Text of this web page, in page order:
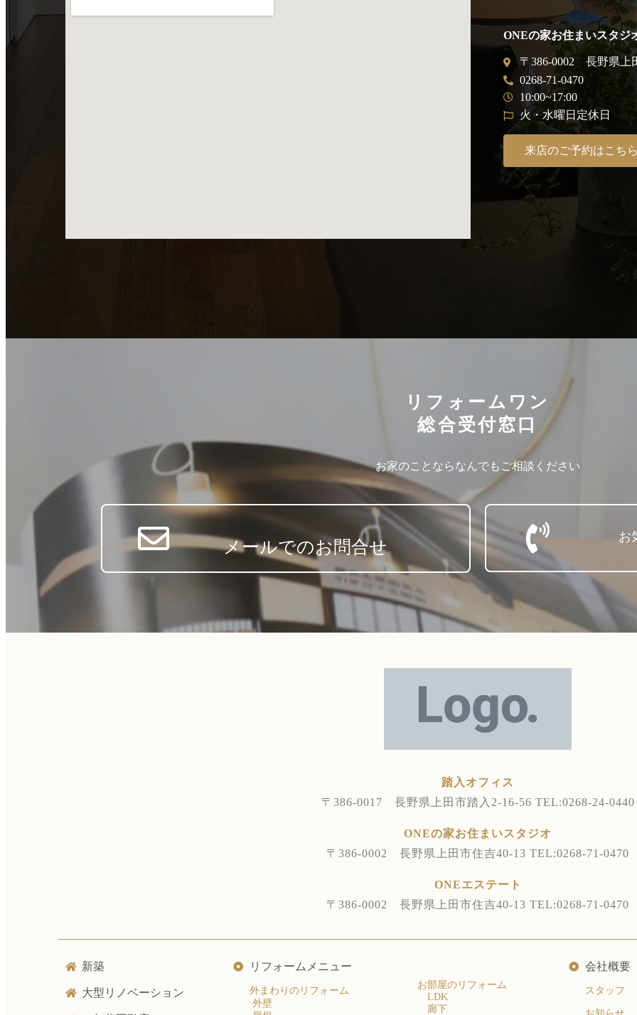
ONEの家お住まいスタジ
〒386-0002 長野県上
0268-71-0470
10:00~17:00
火・水曜日定休日
来店のご予約はこち
リフォームワン
総合受付窓口
お家のことならなんでもご相談ください
メールでのお問合せ
お
踏入オフィス
〒386-0017 長野県上田市踏入2-16-56 TEL:0268-24-0440
ONEの家お住まいスタジオ
〒386-0002 長野県上田市住吉40-13 TEL:0268-71-0470
ONEエステート
〒386-0002 長野県上田市住吉40-13 TEL:0268-71-0470
新築
大型リノベーション
リフォームメニュー
外まわりのリフォーム
外壁
お部屋のリフォーム
LDK
廊下
会社概要
スタッフ